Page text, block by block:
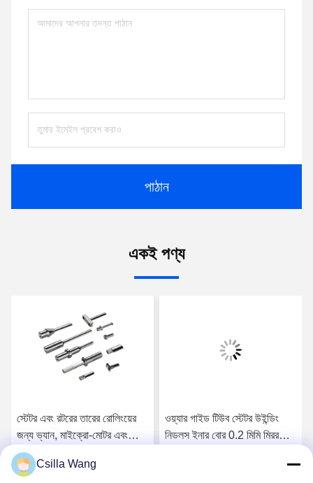
পাঠান
একই পণ্য
স্টেটর এবং রটরের তারের রোলিংয়ের
জন্য ভ্যান, মাইক্রো-মোটর এবং
মোটরের জন্য মোটর ডোজ
ওয়্যার গাইড টিউব স্টেটর উইন্ডিং
নিডলস ইনার বোর 0.2 মিমি মিরর
Csilla Wang